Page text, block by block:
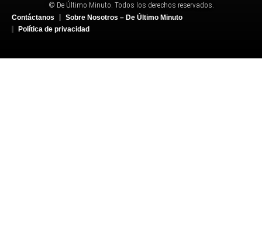
© De Último Minuto. Todos los derechos reservados.
Contáctanos
Sobre Nosotros – De Último Minuto
Política de privacidad